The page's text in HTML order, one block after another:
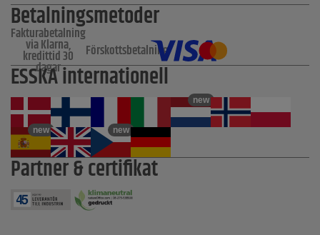
Betalningsmetoder
Fakturabetalning
via Klarna,
kredittid 30
dagar
Förskottsbetalning
ESSKA internationell
new
new new
Partner & certifikat